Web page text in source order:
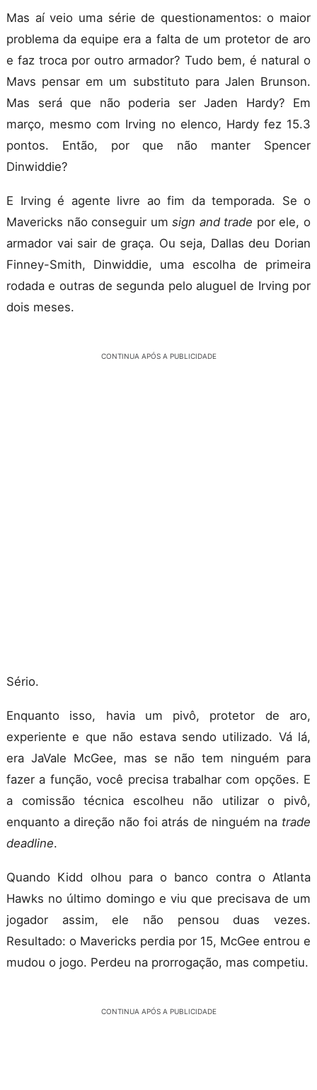
Mas aí veio uma série de questionamentos: o maior
problema da equipe era a falta de um protetor de aro
e faz troca por outro armador? Tudo bem, é natural o
Mavs pensar em um substituto para Jalen Brunson.
Mas será que não poderia ser Jaden Hardy? Em
março, mesmo com Irving no elenco, Hardy fez 15.3
pontos. Então, por que não manter Spencer
Dinwiddie?
E Irving é agente livre ao fim da temporada. Se o
Mavericks não conseguir umsign and trade por ele, o
armador vai sair de graça. Ou seja, Dallas deu Dorian
Finney-Smith, Dinwiddie, uma escolha de primeira
rodada e outras de segunda pelo aluguel de Irving por
dois meses.
CONTINUA APÓS A PUBLICIDADE
Sério.
Enquanto isso, havia um pivô, protetor de aro,
experiente e que não estava sendo utilizado. Vá lá,
era JaVale McGee, mas se não tem ninguém para
fazer a função, você precisa trabalhar com opções. E
a comissão técnica escolheu não utilizar o pivô,
enquanto a direção não foi atrás de ninguém na trade
deadline.
Quando Kidd olhou para o banco contra o Atlanta
Hawks no último domingo e viu que precisava de um
jogador assim, ele não pensou duas vezes.
Resultado: o Mavericks perdia por 15, McGee entrou e
mudou o jogo. Perdeu na prorrogação, mas competiu.
CONTINUA APÓS A PUBLICIDADE